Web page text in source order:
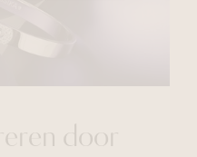
door